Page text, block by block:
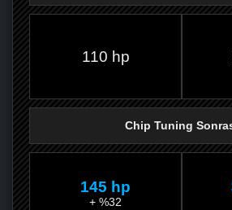
110 hp
Chip Tuning
145 hp
+ %32